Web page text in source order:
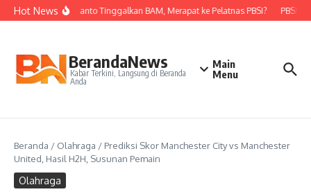
Lewati ke konten
Hot News
Nova Widianto Tinggalkan BAM, Merapat ke Pelatnas PBSI? PBSI
BerandaNews
Kabar Terkini, Langsung di Beranda
Anda
Main
Menu
Beranda / Olahraga / Prediksi Skor Manchester City vs Manchester
United, Hasil H2H, Susunan Pemain
Olahraga